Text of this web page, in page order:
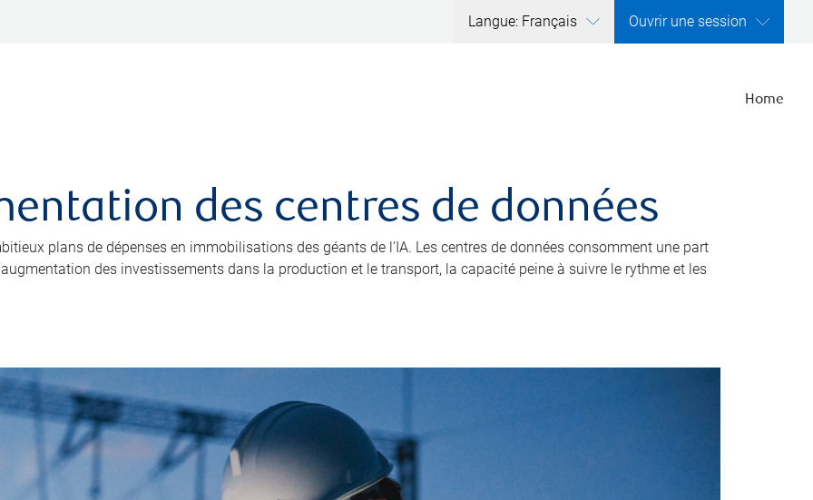
Langue: Français Ouvrir une session
Home
des centres de données
plans de dépenses en immobilisations des géants de l’IA. Les centres de données consomment une part
des investissements dans la production et le transport, la capacité peine à suivre le rythme et les